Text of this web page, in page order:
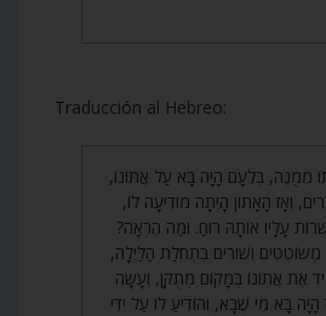
Traducción al Hebreo:
מְמֻנֶּה, בִּלְעָם הָיָה בָּא עַל אֲתּוֹנוֹ,
וְאָז הָאָתוֹן הָיְתָה מוֹדִיעָה לוֹ,
עָלָיו אוֹתָהּ רוּחַ. וּמַה הֶרְאָה?
מְשׁוֹטְטִים וְשׁוֹרִים בִּתְחִלַּת הַלַּיְלָה,
אֶת אֲתוֹנוֹ בְּמָקוֹם מְתֻקָּן, וְעָשָׂה
בָּא מִי שֶׁבָּא, וְהוֹדִיעַ לוֹ עַל יְדֵי